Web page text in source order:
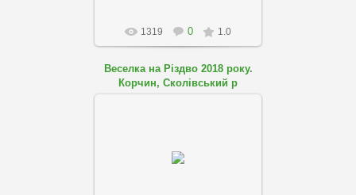
1319 0 1.0
Веселка на Різдво 2018 року.
Корчин, Сколівський р